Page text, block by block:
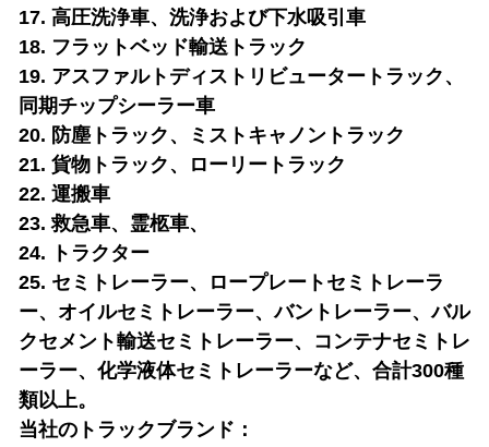
17. 高圧洗浄車、洗浄および下水吸引車
18. フラットベッド輸送トラック
19. アスファルトディストリビュータートラック、
同期チップシーラー車
20. 防塵トラック、ミストキャノントラック
21. 貨物トラック、ローリートラック
22. 運搬車
23. 救急車、霊柩車、
24. トラクター
25. セミトレーラー、ロープレートセミトレーラ
ー、オイルセミトレーラー、バントレーラー、バル
クセメント輸送セミトレーラー、コンテナセミトレ
ーラー、化学液体セミトレーラーなど、合計300種
類以上。
当社のトラックブランド：